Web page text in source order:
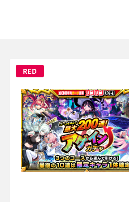
RED